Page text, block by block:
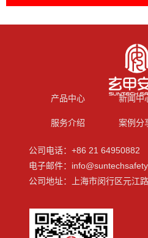
产品中心 新闻中
服务介绍 案例分
公司电话：+86 21 64950882
电子邮件：
公司地址：上海市闵行区元江